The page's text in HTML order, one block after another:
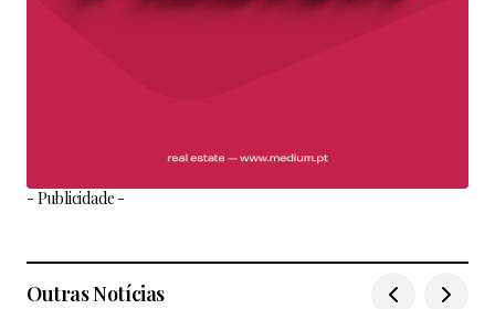
- Publicidade -
Outras Notícias